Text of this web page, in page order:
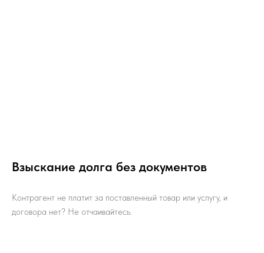
Взыскание долга без документов
Контрагент не платит за поставленный товар или услугу, и
договора нет? Не отчаивайтесь.